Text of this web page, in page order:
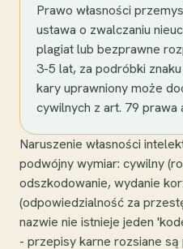
Prawo własności
ustawa o zwalczaniu
plagiat lub bezprawne
3-5 lat, za podróbki
kary uprawniony może
cywilnych z art. 79 prawa
Naruszenie własności
podwójny wymiar: cywilny
odszkodowanie, wydanie
(odpowiedzialność za
nazwie nie istnieje jeden
- przepisy karne rozsiane